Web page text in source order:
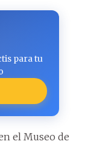
para tu
el Museo de